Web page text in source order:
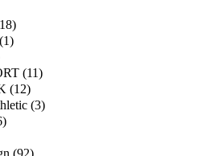
(11)
(12)
(3)
(92)